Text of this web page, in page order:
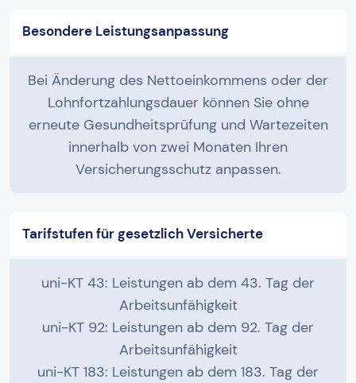
Besondere Leistungsanpassung
Bei Änderung des Nettoeinkommens oder der
Lohnfortzahlungsdauer können Sie ohne
erneute Gesundheitsprüfung und Wartezeiten
innerhalb von zwei Monaten Ihren
Versicherungsschutz anpassen.
Tarifstufen für gesetzlich Versicherte
uni-KT 43: Leistungen ab dem 43. Tag der
Arbeitsunfähigkeit
uni-KT 92: Leistungen ab dem 92. Tag der
Arbeitsunfähigkeit
uni-KT 183: Leistungen ab dem 183. Tag der